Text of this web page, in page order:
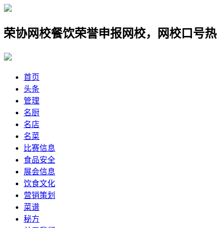
饮荣誉申报网校，网校口号热爱祖国
首页
头条
管理
名厨
名店
名菜
比赛信息
食品安全
展会信息
饮食文化
营销策划
菜谱
秘方